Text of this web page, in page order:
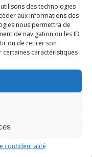
des technologies
aux informations des
nous permettra de
de navigation ou les ID
ou de retirer son
certaines caractéristiques
confidentialité